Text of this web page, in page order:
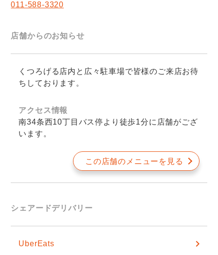
011-588-3320
店舗からのお知らせ
くつろげる店内と広々駐車場で皆様のご来店お待
ちしております。
アクセス情報
南34条西10丁目バス停より徒歩1分に店舗がござ
います。
この店舗のメニューを見る
シェアードデリバリー
UberEats